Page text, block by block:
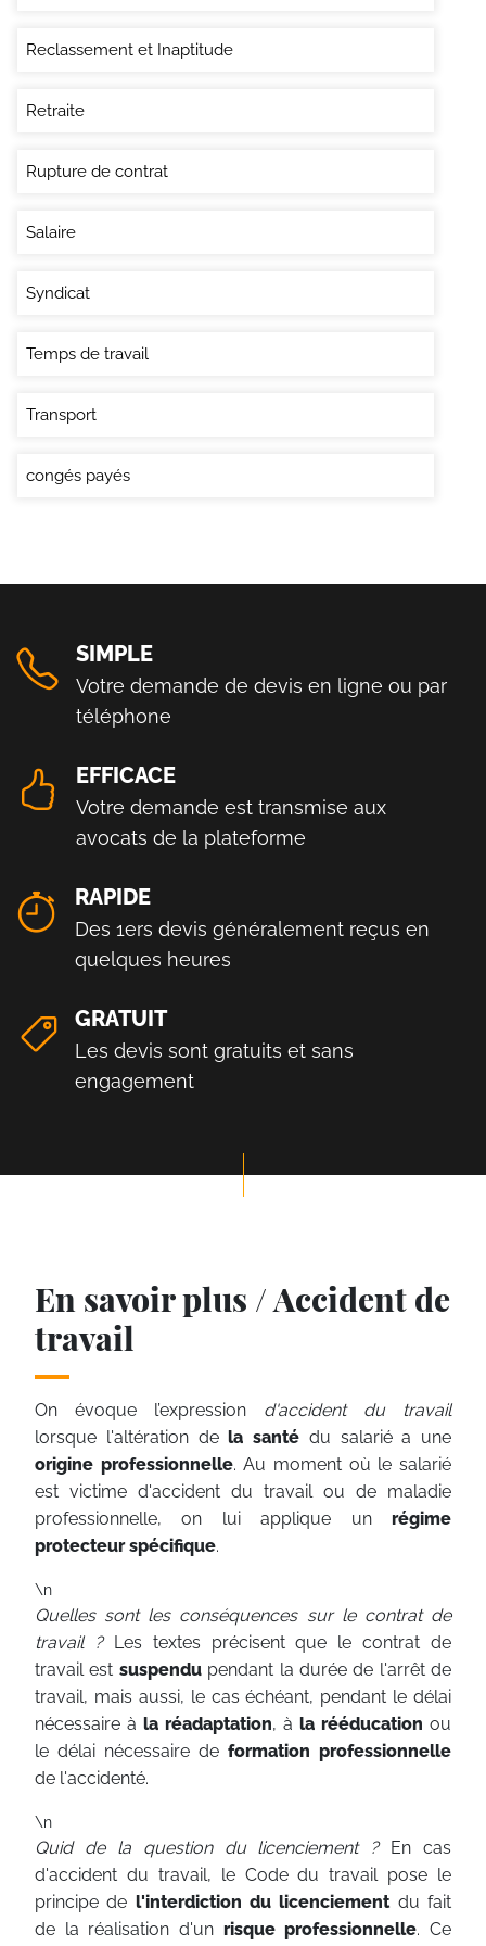
Reclassement et Inaptitude
Retraite
Rupture de contrat
Salaire
Syndicat
Temps de travail
Transport
congés payés
SIMPLE
Votre demande de devis en ligne ou par
téléphone
EFFICACE
Votre demande est transmise aux
avocats de la plateforme
RAPIDE
Des 1ers devis généralement reçus en
quelques heures
GRATUIT
Les devis sont gratuits et sans
engagement
En savoir plus / Accident de
travail
On évoque l’expression d'accident du travail
lorsque l'altération dela santé du salarié a une
origine professionnelle. Au moment où le salarié
est victime d'accident du travail ou de maladie
professionnelle, on lui applique un régime
protecteur spécifique.
\n
Quelles sont les conséquences sur le contrat de
travail ?Les textes précisent que le contrat de
travail est suspendupendant la durée de l'arrêt de
travail, mais aussi, le cas échéant, pendant le délai
nécessaire à la réadaptation, à la rééducation ou
le délai nécessaire de formation professionnelle
de l'accidenté.
\n
Quid de la question du licenciement ? En cas
d'accident du travail, le Code du travail pose le
principe de l'interdiction du licenciementdu fait
de la réalisation d'un risque professionnelle. Ce